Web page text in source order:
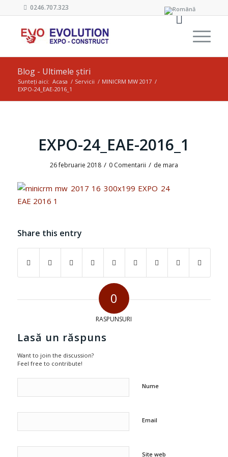
0246.707.323
Blog - Ultimele știri
Sunteți aici: Acasa / Servicii / MINICRM MW 2017 /
EXPO-24_EAE-2016_1
EXPO-24_EAE-2016_1
26 februarie 2018 / 0 Comentarii / de mara
Share this entry
0
RASPUNSURI
Lasă un răspuns
Want to join the discussion?
Feel free to contribute!
Nume
Email
Site web